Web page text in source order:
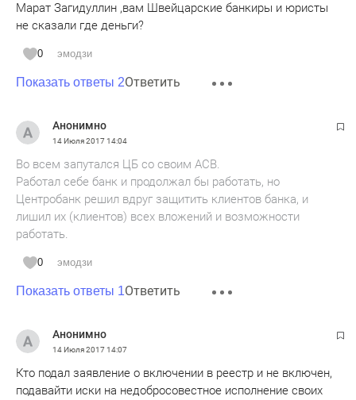
Марат Загидуллин ,вам Швейцарские банкиры и юристы
не сказали где деньги?
0 эмодзи
Показать ответы 2Ответить
Анонимно
14 Июля 201714:04
Во всем запутался ЦБ со своим АСВ.
Работал себе банк и продолжал бы работать, но
Центробанк решил вдруг защитить клиентов банка, и
лишил их (клиентов) всех вложений и возможности
работать.
0 эмодзи
Показать ответы 1Ответить
Анонимно
14 Июля 201714:07
Кто подал заявление о включении в реестр и не включен,
подавайти иски на недобросовестное исполнение своих